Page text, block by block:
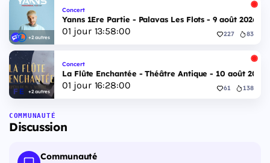
+2 autres
Concert
Yanns 1Ere Partie - Palavas Les Flots - 9 août 2026
01 jour 13:57:59 227 83
+2 autres
Concert
La Flûte Enchantée - Théâtre Antique - 10 août 2026
01 jour 16:27:59 61 138
COMMUNAUTÉ
Discussion
Communauté